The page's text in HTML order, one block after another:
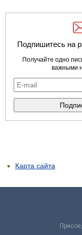
Подпишитесь на
Получайте одно
важными
Карта сайта